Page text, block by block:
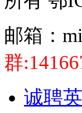
邮箱：
群
诚聘